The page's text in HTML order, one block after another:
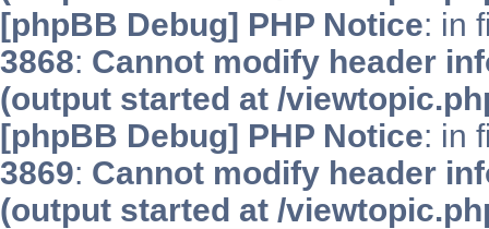
[phpBB Debug] PHP Notice: in
3868: Cannot modify header
(output started at /
[phpBB Debug] PHP Notice: in
3869: Cannot modify header
(output started at /